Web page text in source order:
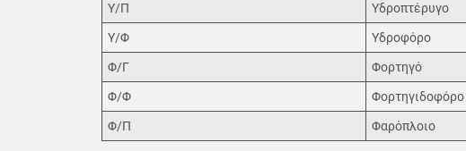
Υ/Π Υδροπτέρυγο
Υ/Φ Υδροφόρο
Φ/Γ Φορτηγό
Φ/Φ Φορτηγιδοφόρο
Φ/Π Φαρόπλοιο